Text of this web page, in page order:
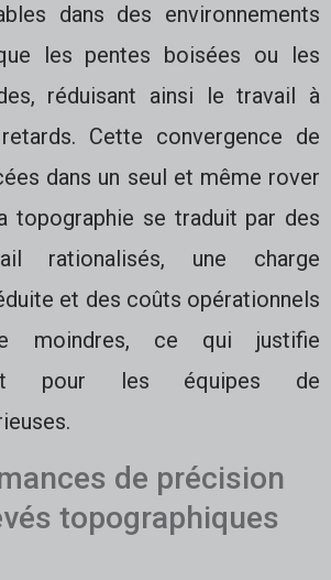
dans des environnements
les pentes boisées ou les
réduisant ainsi le travail à
Cette convergence de
dans un seul et même rover
topographie se traduit par des
rationalisés, une charge
et des coûts opérationnels
moindres, ce qui justifie
pour les équipes de
de précision
topographiques